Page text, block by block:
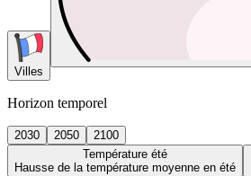
Villes
Horizon temporel
2030 2050
2100
Température été
Hausse de la température moyenne en été